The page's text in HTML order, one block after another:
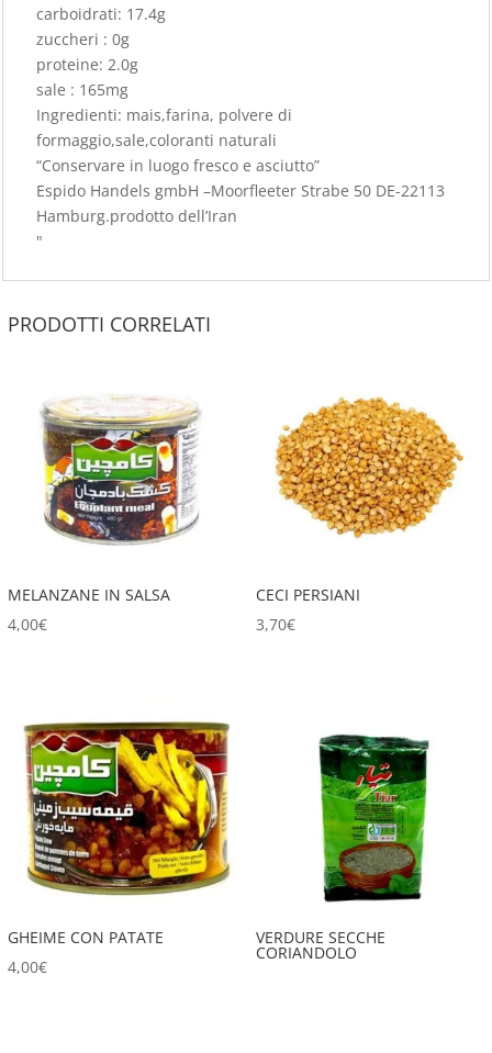
carboidrati: 17.4g
zuccheri : 0g
proteine: 2.0g
sale : 165mg
Ingredienti: mais,farina, polvere di
formaggio,sale,coloranti naturali
“Conservare in luogo fresco e asciutto”
Espido Handels gmbH –Moorfleeter Strabe 50 DE-22113
Hamburg.prodotto dell’Iran
"
PRODOTTI CORRELATI
MELANZANE IN SALSA
4,00€
CECI PERSIANI
3,70€
GHEIME CON PATATE
4,00€
VERDURE SECCHE
CORIANDOLO